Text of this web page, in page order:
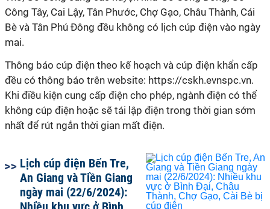
Công Tây, Cai Lậy, Tân Phước, Chợ Gạo, Châu Thành, Cái
Bè và Tân Phú Đông đều không có lịch cúp điện vào ngày
mai.
Thông báo cúp điện theo kế hoạch và cúp điện khẩn cấp
đều có thông báo trên website: https://cskh.evnspc.vn.
Khi điều kiện cung cấp điện cho phép, ngành điện có thể
không cúp điện hoặc sẽ tái lập điện trong thời gian sớm
nhất để rút ngắn thời gian mất điện.
Lịch cúp điện Bến Tre,
An Giang và Tiền Giang
ngày mai (22/6/2024):